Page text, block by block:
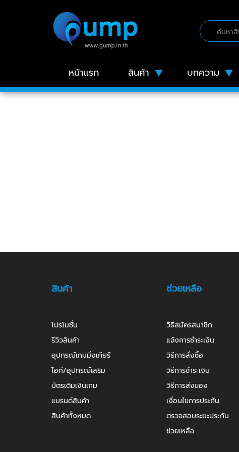
หน้าแรก สินค้า บทความ
สินค้า
โปรโมชั่น
รีวิวสินค้า
อุปกรณ์เกมมิ่งเกียร์
ไอที/อุปกรณ์เสริม
บัตรเติมเงินเกม
แบรนด์สินค้า
สินค้าทั้งหมด
ช่วยเหลือ
วิธีสมัครสมาชิก
แจ้งการชำระเงิน
วิธีการสั่งซื้อ
วิธีการชำระเงิน
วิธีการส่งของ
เงื่อนไขการประกัน
ตรวจสอบระยะประกัน
ช่วยเหลือ